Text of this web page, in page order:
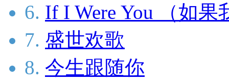
6. If I Were You （如
7. 盛世欢歌
8. 今生跟随你